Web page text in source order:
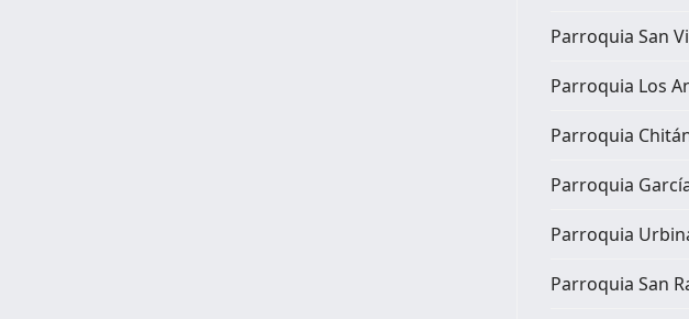
Parroquia San
Parroquia Los
Parroquia
Parroquia
Parroquia
Parroquia San